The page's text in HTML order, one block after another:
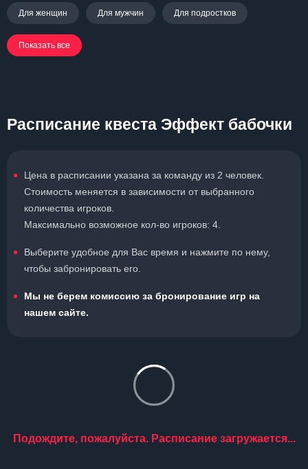
Для женщин Для мужчин Для подростков
Показать все
Расписание квеста Эффект бабочки
Цена в расписании указана за команду из 2 человек.
Стоимость меняется в зависимости от выбранного
количества игроков.
Максимально возможное кол-во игроков: 4.
Выберите удобное для Вас время и нажмите по нему,
чтобы забронировать его.
Мы не берем комиссию за бронирование игр на
нашем сайте.
Подождите, пожалуйста. Расписание загружается...